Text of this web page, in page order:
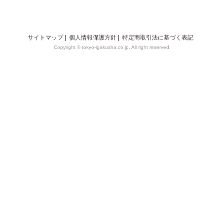
サイトマップ| 個人情報保護方針 特定商取引法に基づく表記
Copyright © tokyo-igakusha.co.jp. All right reserved.